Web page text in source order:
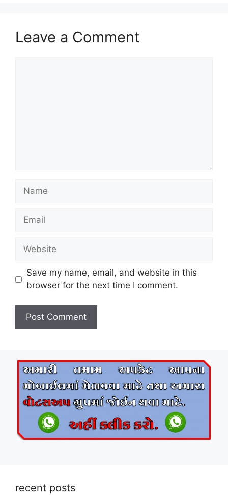
Leave a Comment
Name
Email
Website
Save my name, email, and website in this
browser for the next time I comment.
recent posts